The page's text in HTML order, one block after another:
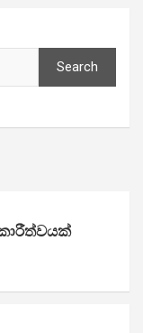
Search